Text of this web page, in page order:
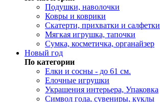
Подушки, наволочки
Ковры и коврики
Скатерти, прихватки и салфетки
Мягкая игрушка, тапочки
Сумка, косметичка, органайзер
Новый год
По категории
Елки и сосны - до 61 см.
Елочные игрушки
Украшения интерьера, Упаковка
Символ года, сувениры, куклы